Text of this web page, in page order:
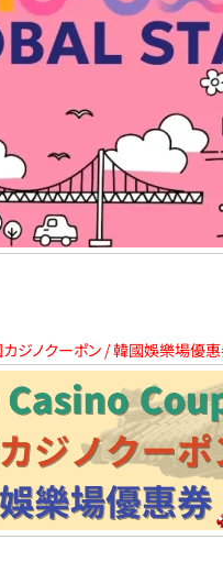
ジノクーポン / 韓國娛樂場優